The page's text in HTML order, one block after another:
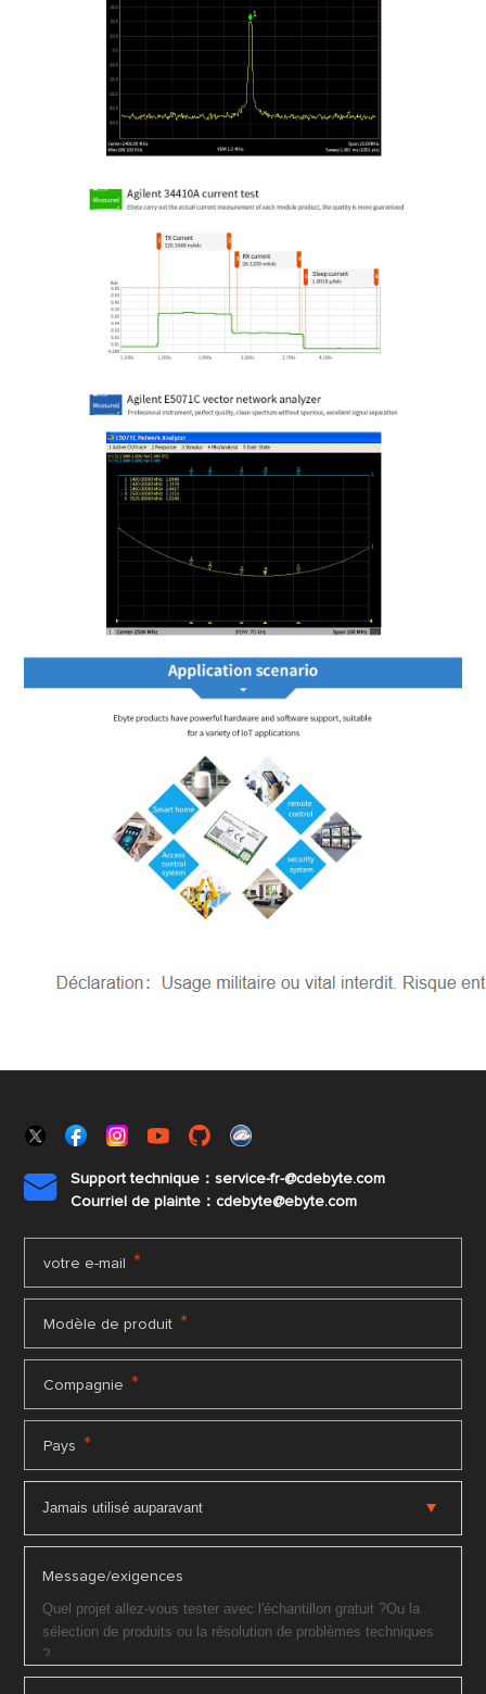

Support technique：service-fr-@cdebyte.com
Courriel de plainte：cdebyte@ebyte.com
votre e-mail *
Modèle de produit *
Compagnie *
Pays *
Message/exigences